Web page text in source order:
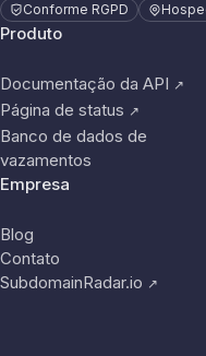
Conforme RGPD
Produto
Documentação da API ↗
Página de status ↗
Banco de dados de
vazamentos
Empresa
Blog
Contato
SubdomainRadar.io ↗